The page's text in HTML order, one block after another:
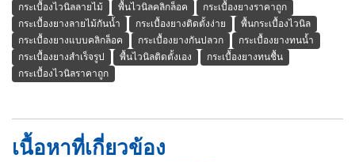
กระเบื้องไวนิลลายไม้
พื้นไวนิลคลิกล็อค
กระเบื้องยางราคาถูก
กระเบื้องยางลายไม้กันน้ำ
กระเบื้องยางติดตั้งง่าย
พื้นกระเบื้องไวนิล
กระเบื้องยางแบบคลิกล็อค
กระเบื้องยางกันปลวก
กระเบื้องยางทนน้ำ
กระเบื้องยางสำเร็จรูป
พื้นไวนิลติดตั้งเอง
กระเบื้องยางทนชื้น
กระเบื้องไวนิลราคาถูก
เนื้อหาที่เกี่ยวข้อง